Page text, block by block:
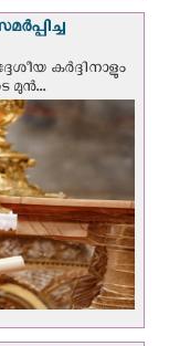
കർദ്ദിനാളും
മുന്‍...